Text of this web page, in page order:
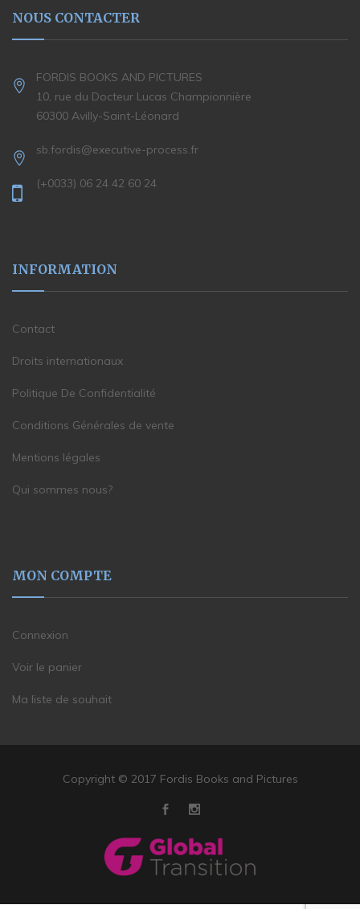
NOUS CONTACTER
FORDIS BOOKS AND PICTURES
10, rue du Docteur Lucas Championnière
60300 Avilly-Saint-Léonard
sb.fordis@executive-process.fr
(+0033) 06 24 42 60 24
INFORMATION
Contact
Droits internationaux
Politique De Confidentialité
Conditions Générales de vente
Mentions légales
Qui sommes nous?
MON COMPTE
Connexion
Voir le panier
Ma liste de souhait
Copyright © 2017 Fordis Books and Pictures